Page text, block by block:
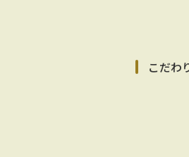
こだわ